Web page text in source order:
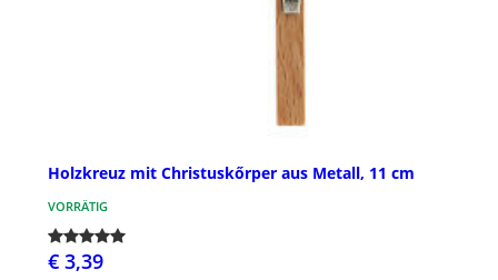
Holzkreuz mit Christuskőrper aus Metall, 11 cm
VORRÄTIG
€ 3,39